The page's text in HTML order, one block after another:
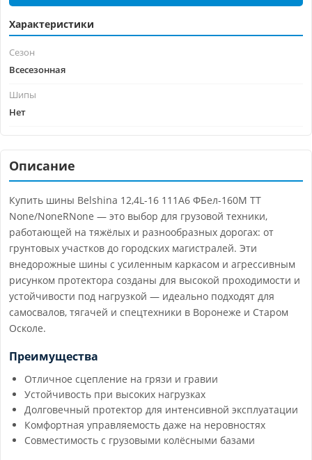
Характеристики
Сезон
Всесезонная
Шипы
Нет
Описание
Купить шины Belshina 12,4L-16 111A6 ФБел-160М TT
None/NoneRNone — это выбор для грузовой техники,
работающей на тяжёлых и разнообразных дорогах: от
грунтовых участков до городских магистралей. Эти
внедорожные шины с усиленным каркасом и агрессивным
рисунком протектора созданы для высокой проходимости и
устойчивости под нагрузкой — идеально подходят для
самосвалов, тягачей и спецтехники в Воронеже и Старом
Осколе.
Преимущества
Отличное сцепление на грязи и гравии
Устойчивость при высоких нагрузках
Долговечный протектор для интенсивной эксплуатации
Комфортная управляемость даже на неровностях
Совместимость с грузовыми колёсными базами